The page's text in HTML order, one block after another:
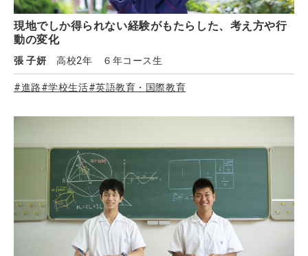
現地でしか得られない経験がもたらした、考え方や行
動の変化
張 子妍 高校2年 ６年コース生
#進路#学校生活#英語教育・国際教育